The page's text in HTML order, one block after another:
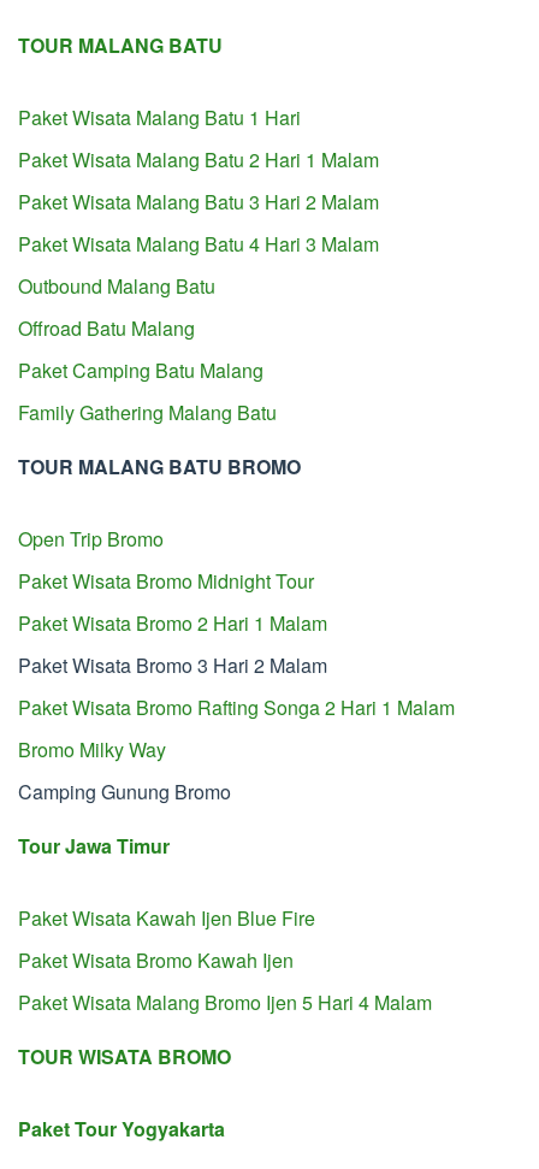
TOUR MALANG BATU
Paket Wisata Malang Batu 1 Hari
Paket Wisata Malang Batu 2 Hari 1 Malam
Paket Wisata Malang Batu 3 Hari 2 Malam
Paket Wisata Malang Batu 4 Hari 3 Malam
Outbound Malang Batu
Offroad Batu Malang
Paket Camping Batu Malang
Family Gathering Malang Batu
TOUR MALANG BATU BROMO
Open Trip Bromo
Paket Wisata Bromo Midnight Tour
Paket Wisata Bromo 2 Hari 1 Malam
Paket Wisata Bromo 3 Hari 2 Malam
Paket Wisata Bromo Rafting Songa 2 Hari 1 Malam
Bromo Milky Way
Camping Gunung Bromo
Tour Jawa Timur
Paket Wisata Kawah Ijen Blue Fire
Paket Wisata Bromo Kawah Ijen
Paket Wisata Malang Bromo Ijen 5 Hari 4 Malam
TOUR WISATA BROMO
Paket Tour Yogyakarta